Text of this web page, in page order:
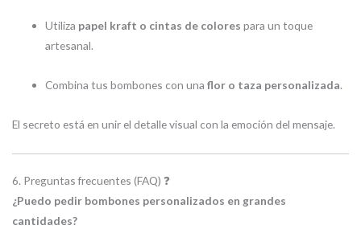
Utiliza papel kraft o cintas de colores para un toque
artesanal.
Combina tus bombones con unaflor o taza personalizada.
El secreto está en unir el detalle visual con la emoción del mensaje.
6. Preguntas frecuentes (FAQ) ❓
¿Puedo pedir bombones personalizados en grandes
cantidades?